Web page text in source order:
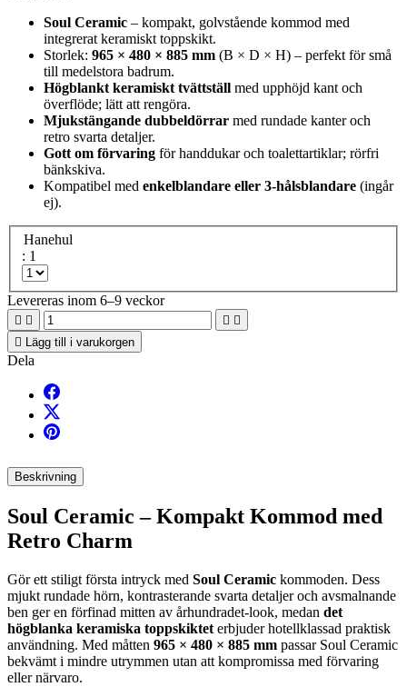
Soul Ceramic – kompakt, golvstående kommod med
integrerat keramiskt toppskikt.
Storlek: 965 × 480 × 885 mm (B × D × H) – perfekt för små
till medelstora badrum.
Högblankt keramiskt tvättställ med upphöjd kant och
överflöde; lätt att rengöra.
Mjukstängande dubbeldörrar med rundade kanter och
retro svarta detaljer.
Gott om förvaring för handdukar och toalettartiklar; rörfri
bänkskiva.
Kompatibel med enkelblandare eller 3-hålsblandare (ingår
ej).
Hanehul
: 1
Levereras inom 6–9 veckor
   
 Lägg till i varukorgen
Dela
Beskrivning
Soul Ceramic – Kompakt Kommod med
Retro Charm
Gör ett stiligt första intryck med Soul Ceramic kommoden. Dess
mjukt rundade hörn, kontrasterande svarta detaljer och avsmalnande
ben ger en förfinad mitten av århundradet-look, medan det
högblanka keramiska toppskiktet erbjuder hotellklassad praktisk
användning. Med måtten 965 × 480 × 885 mm passar Soul Ceramic
bekvämt i mindre utrymmen utan att kompromissa med förvaring
eller närvaro.